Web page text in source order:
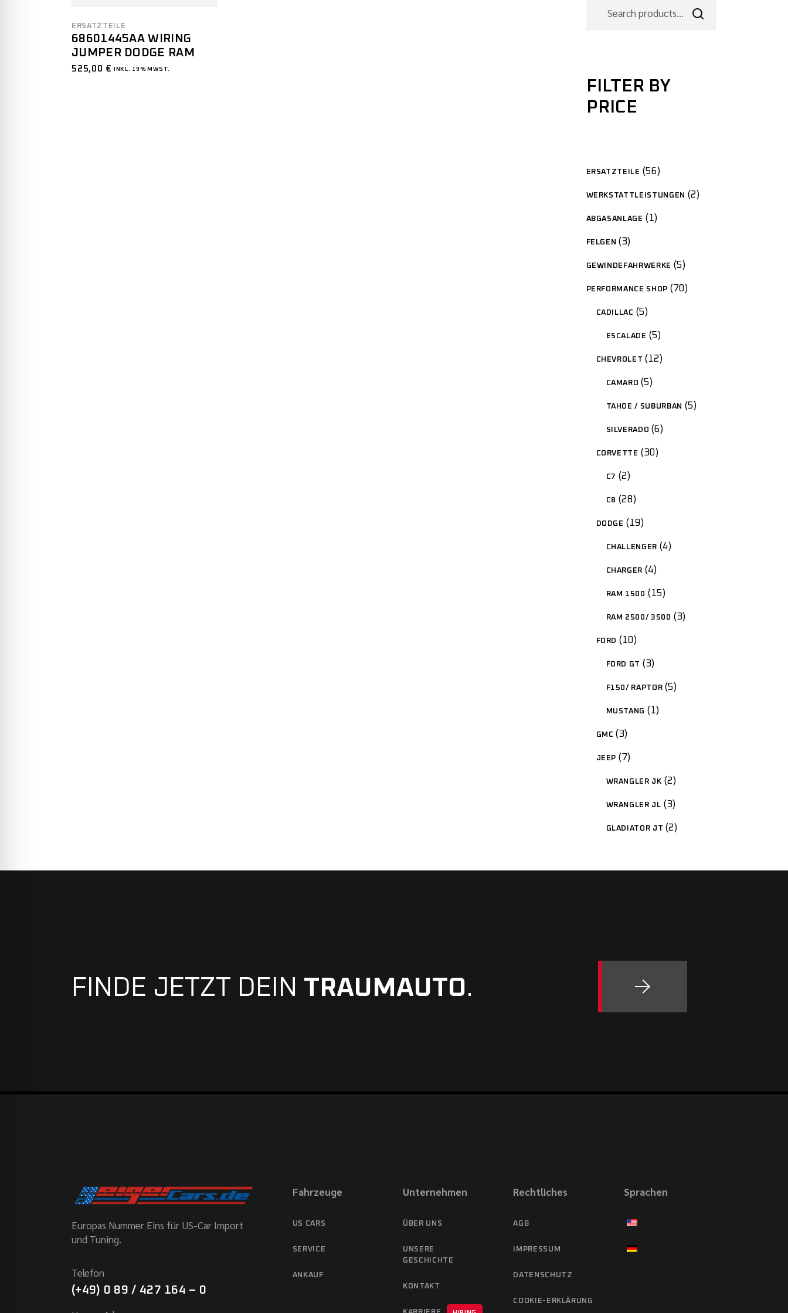
ERSATZTEILE
68601445AA WIRING
JUMPER DODGE RAM
525,00 € INKL. 19% MWST.
FILTER BY
PRICE
ERSATZTEILE 56
WERKSTATTLEISTUNGEN 2
ABGASANLAGE 1
FELGEN 3
GEWINDEFAHRWERKE 5
PERFORMANCE SHOP 70
CADILLAC 5
ESCALADE 5
CHEVROLET 12
CAMARO 5
TAHOE / SUBURBAN 5
SILVERADO 6
CORVETTE 30
C7 2
C8 28
DODGE 19
CHALLENGER 4
CHARGER 4
RAM 1500 15
RAM 2500/ 3500 3
FORD 10
FORD GT 3
F150/ RAPTOR 5
MUSTANG 1
GMC 3
JEEP 7
WRANGLER JK 2
WRANGLER JL 3
GLADIATOR JT 2
FINDE JETZT DEIN TRAUMAUTO.
Europas Nummer Eins für US-Car Import
und Tuning.
Telefon
(+49) 0 89 / 427 164 – 0
Fahrzeuge
US CARS
SERVICE
ANKAUF
Unternehmen
ÜBER UNS
UNSERE
GESCHICHTE
KONTAKT
Rechtliches
AGB
IMPRESSUM
DATENSCHUTZ
COOKIE-ERKLÄRUNG
Sprachen